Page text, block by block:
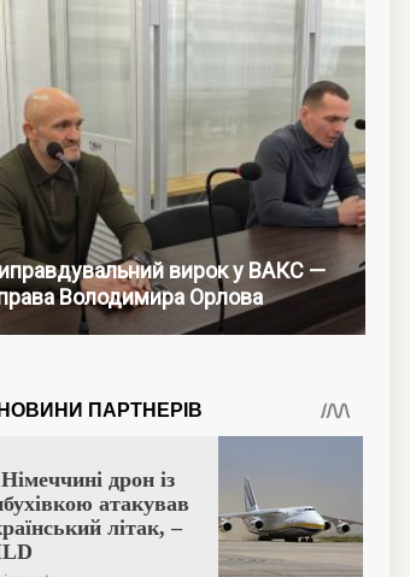
вирок у ВАКС —
Володимира Орлова